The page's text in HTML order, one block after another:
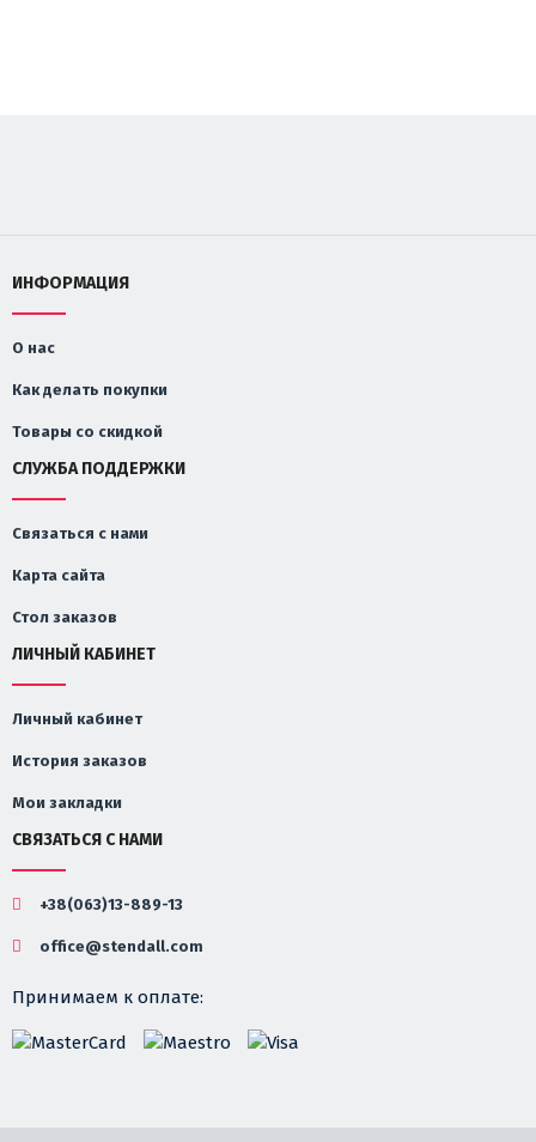
ИНФОРМАЦИЯ
О нас
Как делать покупки
Товары со скидкой
СЛУЖБА ПОДДЕРЖКИ
Связаться с нами
Карта сайта
Стол заказов
ЛИЧНЫЙ КАБИНЕТ
Личный кабинет
История заказов
Мои закладки
СВЯЗАТЬСЯ С НАМИ
+38(063)13-889-13
office@stendall.com
Принимаем к оплате: